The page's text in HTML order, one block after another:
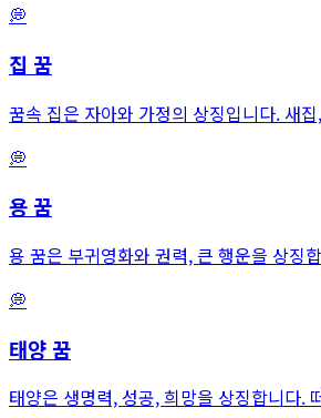
💭
집 꿈
꿈속 집은 자아와 가정의 상징입니다. 새
💭
용 꿈
용 꿈은 부귀영화와 권력, 큰 행운을 상징
💭
태양 꿈
태양은 생명력, 성공, 희망을 상징합니다.